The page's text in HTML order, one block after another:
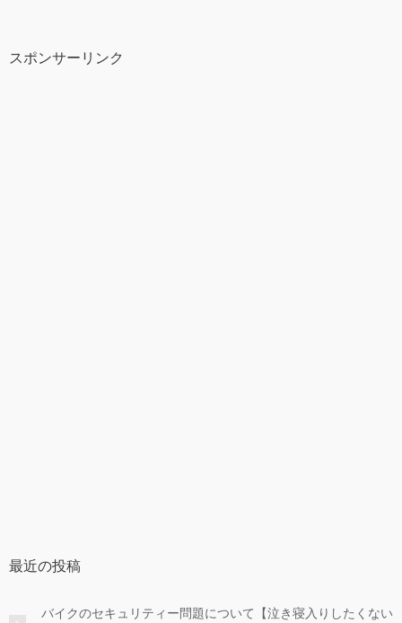
スポンサーリンク
最近の投稿
バイクのセキュリティー問題について【泣き寝入りしたくない